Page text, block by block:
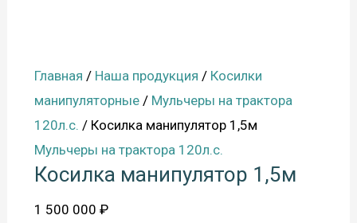
Главная / Наша продукция / Косилки
манипуляторные / Мульчеры на трактора
120л.с. / Косилка манипулятор 1,5м
Мульчеры на трактора 120л.с.
Косилка манипулятор 1,5м
1 500 000₽